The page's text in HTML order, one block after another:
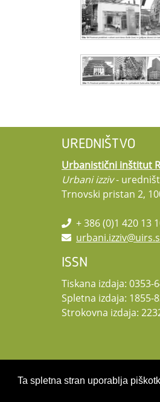
Ta spletna stran uporablja
UREDNIŠTVO
Urbanistični inštitut
Urbani izziv-
Trnovski pristan 2,
+ 386 (0)1 420 13
ISSN
Tiskana izdaja: 0353-
Spletna izdaja: 1855-
Strokovna izdaja: